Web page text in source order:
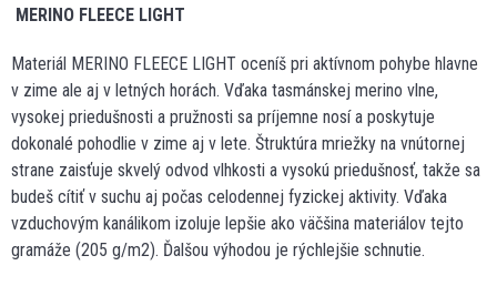
MERINO FLEECE LIGHT
Materiál MERINO FLEECE LIGHT oceníš pri aktívnom pohybe hlavne
v zime ale aj v letných horách. Vďaka tasmánskej merino vlne,
vysokej priedušnosti a pružnosti sa príjemne nosí a poskytuje
dokonalé pohodlie v zime aj v lete. Štruktúra mriežky na vnútornej
strane zaisťuje skvelý odvod vlhkosti a vysokú priedušnosť, takže sa
budeš cítiť v suchu aj počas celodennej fyzickej aktivity. Vďaka
vzduchovým kanálikom izoluje lepšie ako väčšina materiálov tejto
gramáže (205 g/m2). Ďalšou výhodou je rýchlejšie schnutie.